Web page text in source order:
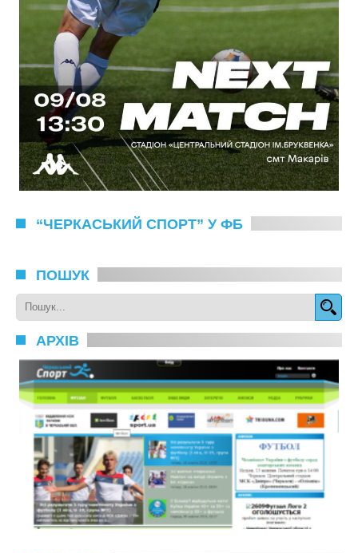
“ЧЕРКАСЬКИЙ СПОРТ” У ФБ
ПОШУК
АРХІВ